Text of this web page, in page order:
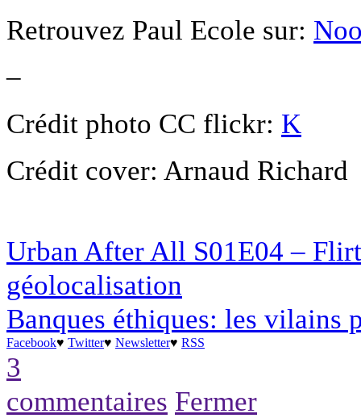
Retrouvez Paul Ecole sur:
–
Crédit photo CC flickr: K
Crédit cover: Arnaud Richard
Urban After All S01E04 –
géolocalisation
Banques éthiques: les vilains
Facebook♥ Twitter♥ Newsletter♥ RSS
3
commentaires Fermer